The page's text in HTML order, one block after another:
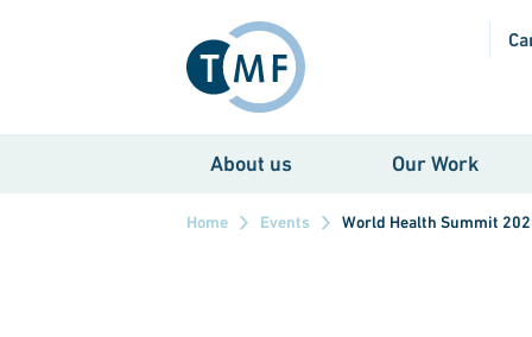
About us Our Work
Home Events World Health Summit